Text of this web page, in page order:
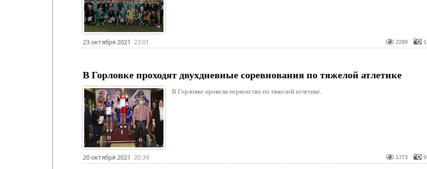
23 октября 2021 23:01 2289 1
В Горловке проходят двухдневные соревнования по тяжелой атлетике
В Горловке провели первенство по тяжелой атлетике.
20 октября 2021 20:39 1773 9